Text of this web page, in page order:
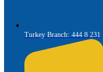
Turkey Branch: 444 8 231